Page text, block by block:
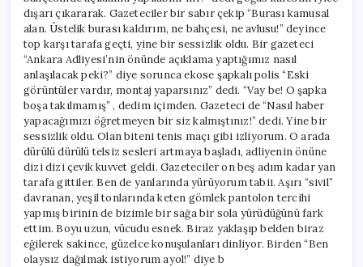
dışarı çıkararak. Gazeteciler bir sabır çekip “Burası kamusal
alan. Üstelik burası kaldırım, ne bahçesi, ne avlusu!” deyince
top karşı tarafa geçti, yine bir sessizlik oldu. Bir gazeteci
“Ankara Adliyesi’nin önünde açıklama yaptığımız nasıl
anlaşılacak peki?” diye sorunca ekose şapkalı polis “Eski
görüntüler vardır, montaj yaparsınız” dedi. “Vay be! O şapka
boşa takılmamış” , dedim içimden. Gazeteci de “Nasıl haber
yapacağımızı öğretmeyen bir siz kalmıştınız!” dedi. Yine bir
sessizlik oldu. Olan biteni tenis maçı gibi izliyorum. O arada
dürülü dürülü telsiz sesleri artmaya başladı, adliyenin önüne
dizi dizi çevik kuvvet geldi. Gazeteciler on beş adım kadar yan
tarafa gittiler. Ben de yanlarında yürüyorum tabii. Aşırı “sivil”
davranan, yeşil tonlarında keten gömlek pantolon tercihi
yapmış birinin de bizimle bir sağa bir sola yürüdüğünü fark
ettim. Boyu uzun, vücudu esnek. Biraz yaklaşıp belden biraz
eğilerek sakince, güzelce konuşulanları dinliyor. Birden “Ben
olaysız dağılmak istiyorum ayol!” diye b